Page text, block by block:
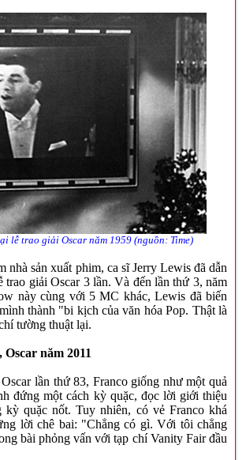
lễ trao giải Oscar năm 1959 (nguồn: Time)
nhà sản xuất phim, ca sĩ Jerry Lewis đã dẫn
trao giải Oscar 3 lần. Và đến lần thứ 3, năm
này cùng với 5 MC khác, Lewis đã biến
thành "bi kịch của văn hóa Pop. Thật là
tường thuật lại.
Oscar năm 2011
lần thứ 83, Franco giống như một quả
đứng một cách kỳ quặc, đọc lời giới thiệu
kỳ quặc nốt. Tuy nhiên, có vẻ Franco khá
lời chê bai: "Chẳng có gì. Với tôi chẳng
bài phỏng vấn với tạp chí Vanity Fair đầu